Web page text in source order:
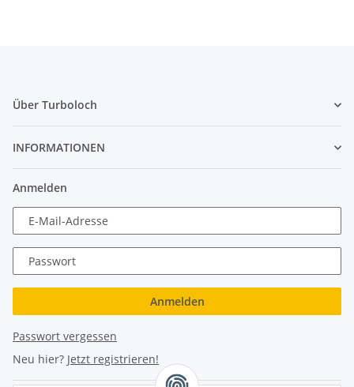
Über Turboloch
INFORMATIONEN
Anmelden
E-Mail-Adresse
Passwort
Anmelden
Passwort vergessen
Neu hier? Jetzt registrieren!